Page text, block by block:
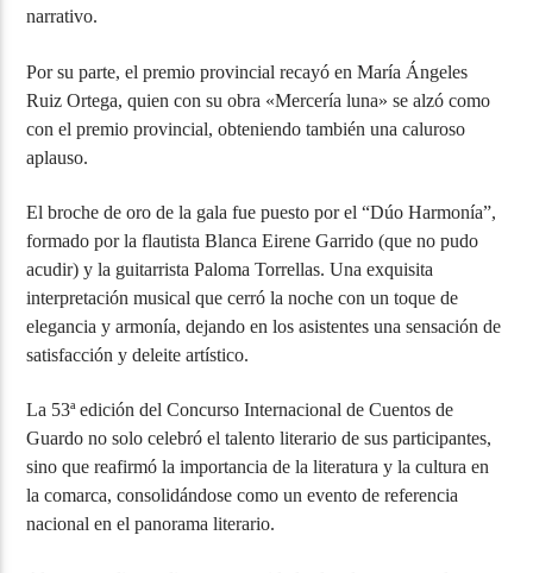
narrativo.
Por su parte, el premio provincial recayó en María Ángeles
Ruiz Ortega, quien con su obra «Mercería luna» se alzó como
con el premio provincial, obteniendo también una caluroso
aplauso.
El broche de oro de la gala fue puesto por el “Dúo Harmonía”,
formado por la flautista Blanca Eirene Garrido (que no pudo
acudir) y la guitarrista Paloma Torrellas. Una exquisita
interpretación musical que cerró la noche con un toque de
elegancia y armonía, dejando en los asistentes una sensación de
satisfacción y deleite artístico.
La 53ª edición del Concurso Internacional de Cuentos de
Guardo no solo celebró el talento literario de sus participantes,
sino que reafirmó la importancia de la literatura y la cultura en
la comarca, consolidándose como un evento de referencia
nacional en el panorama literario.